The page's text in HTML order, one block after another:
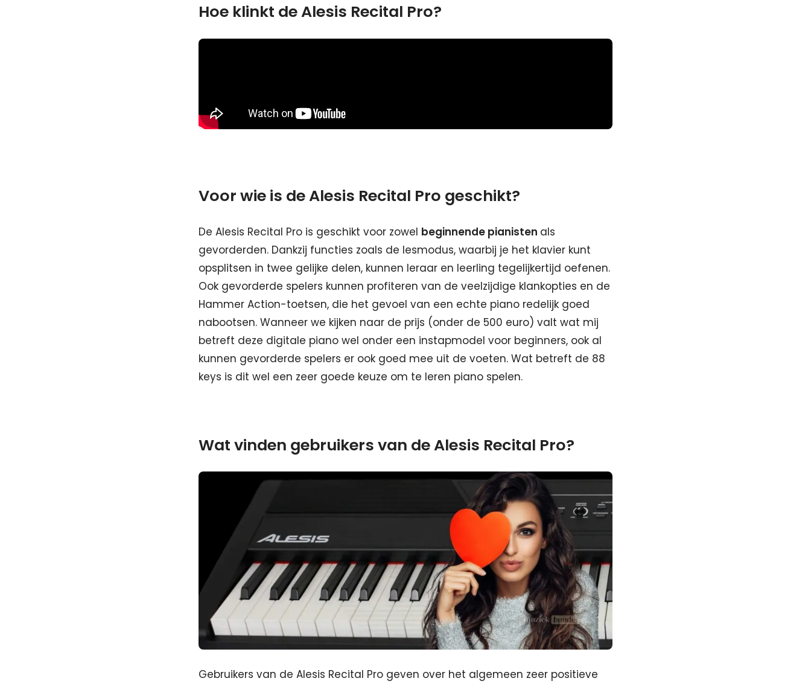
Hoe klinkt de Alesis Recital Pro?
Voor wie is de Alesis Recital Pro geschikt?
De Alesis Recital Pro is geschikt voor zowel beginnende pianisten als
gevorderden. Dankzij functies zoals de lesmodus, waarbij je het klavier kunt
opsplitsen in twee gelijke delen, kunnen leraar en leerling tegelijkertijd oefenen.
Ook gevorderde spelers kunnen profiteren van de veelzijdige klankopties en de
Hammer Action-toetsen, die het gevoel van een echte piano redelijk goed
nabootsen. Wanneer we kijken naar de prijs (onder de 500 euro) valt wat mij
betreft deze digitale piano wel onder een instapmodel voor beginners, ook al
kunnen gevorderde spelers er ook goed mee uit de voeten. Wat betreft de 88
keys is dit wel een zeer goede keuze om te leren piano spelen.
Wat vinden gebruikers van de Alesis Recital Pro?
Gebruikers van de Alesis Recital Pro geven over het algemeen zeer positieve